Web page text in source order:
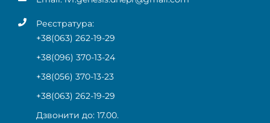
Реєстратура:
+38(063) 262-19-29
+38(096) 370-13-24
+38(056) 370-13-23
+38(063) 262-19-29
Дзвонити до: 17.00.